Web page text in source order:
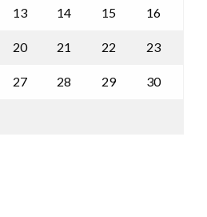
13 14 15 16
20 21 22 23
27 28 29 30